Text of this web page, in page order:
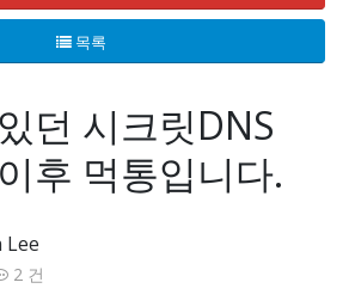
니다
자동화·매크로 프로그램을 개발해드립
자동화·매크로 프로그램을 개발해드립
니다
자동화·매크로 프로그램을 개발해드립
목록
던 시크릿DNS
후 먹통입니다.
Lee
2 건